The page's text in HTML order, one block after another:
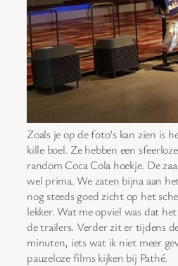
Zoals je op de foto’s kan zien is
kille boel. Ze hebben een
random Coca Cola hoekje. De
wel prima. We zaten bijna aan
nog steeds goed zicht op het
lekker. Wat me opviel was dat
de trailers. Verder zit er tijdens
minuten, iets wat ik niet meer
pauzeloze films kijken bij Pathé.